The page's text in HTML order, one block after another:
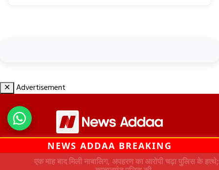
✕ Advertisement
© All Rights Reserved by News Addaa 2020
NEWS ADDAA BREAKING
एक माह बाद मिली नाबालिग, अपहरण का आरोपी चढ़ा पुलिस के हत्थे;